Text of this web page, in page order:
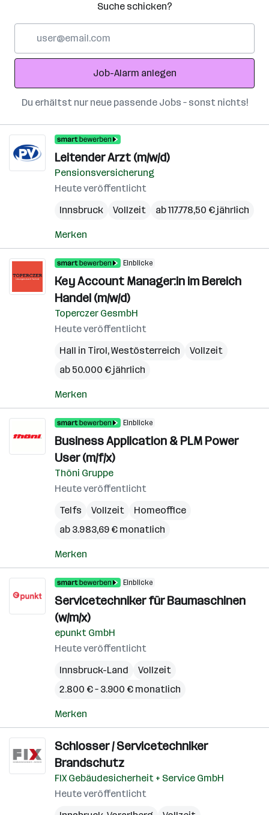
Suche schicken?
Adresse
Job-Alarm anlegen
Du erhältst nur neue passende Jobs – sonst nichts!
Leitender Arzt (m/w/d)
Pensionsversicherung
Heute veröffentlicht
Innsbruck
Vollzeit ab 117.778,50 € jährlich
Merken
Einblicke
Key Account Manager:in im Bereich
Handel (m/w/d)
Toperczer GesmbH
Heute veröffentlicht
Hall in Tirol,Westösterreich
Vollzeit
ab 50.000 € jährlich
Merken
Einblicke
Business Application & PLM Power
User (m/f/x)
Thöni Gruppe
Heute veröffentlicht
Telfs
Vollzeit
Homeoffice
ab 3.983,69 € monatlich
Merken
Einblicke
Servicetechniker für Baumaschinen
(w/m/x)
epunkt GmbH
Heute veröffentlicht
Innsbruck-Land
Vollzeit
2.800 € – 3.900 € monatlich
Merken
Schlosser / Servicetechniker
Brandschutz
FIX Gebäudesicherheit + Service GmbH
Heute veröffentlicht